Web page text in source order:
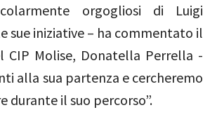
orgogliosi di Luigi
sue iniziative – ha commentato il
CIP Molise, Donatella Perrella -
alla sua partenza e cercheremo
durante il suo percorso”.